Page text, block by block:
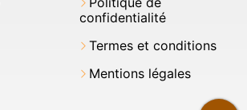
confidentialité
Termes et conditions
Mentions légales